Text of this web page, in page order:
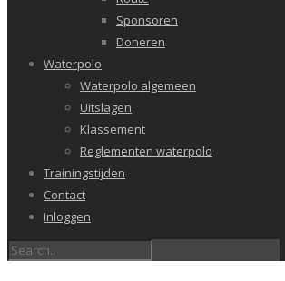
Sponsoren
Doneren
Waterpolo
Waterpolo algemeen
Uitslagen
Klassement
Reglementen waterpolo
Trainingstijden
Contact
Inloggen